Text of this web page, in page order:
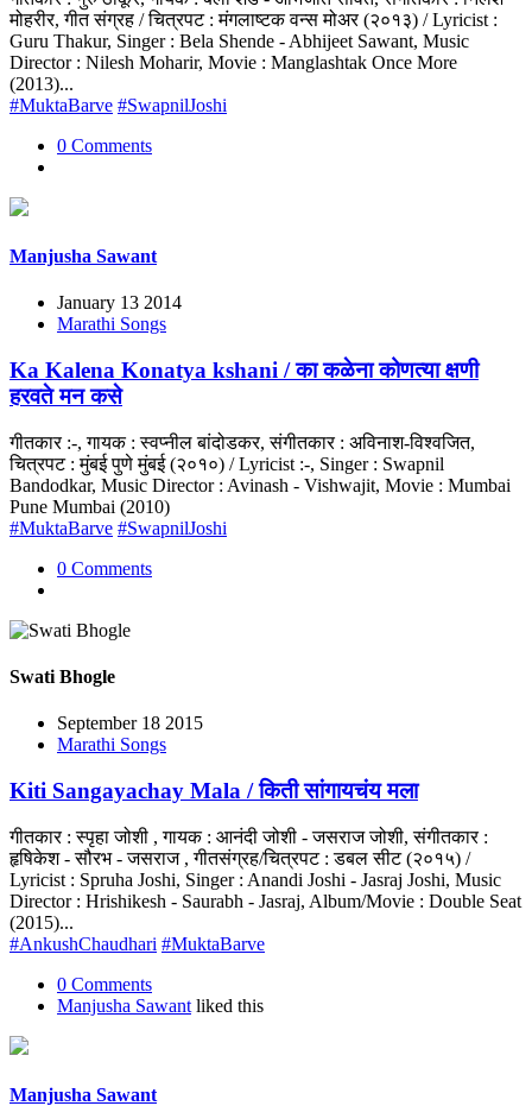
मोहरीर, गीत संग्रह / चित्रपट : मंगलाष्टक वन्स मोअर (२०१३) / Lyricist :
Guru Thakur, Singer : Bela Shende - Abhijeet Sawant, Music
Director : Nilesh Moharir, Movie : Manglashtak Once More
(2013)...
#MuktaBarve #SwapnilJoshi
0 Comments
Manjusha Sawant
January 13 2014
Marathi Songs
Ka Kalena Konatya kshani / का कळेना कोणत्या क्षणी
हरवते मन कसे
गीतकार :-, गायक : स्वप्नील बांदोडकर, संगीतकार : अविनाश-विश्वजित,
चित्रपट : मुंबई पुणे मुंबई (२०१०) / Lyricist :-, Singer : Swapnil
Bandodkar, Music Director : Avinash - Vishwajit, Movie : Mumbai
Pune Mumbai (2010)
#MuktaBarve #SwapnilJoshi
0 Comments
Swati Bhogle
September 18 2015
Marathi Songs
Kiti Sangayachay Mala / किती सांगायचंय मला
गीतकार : स्पृहा जोशी , गायक : आनंदी जोशी - जसराज जोशी, संगीतकार :
हृषिकेश - सौरभ - जसराज , गीतसंग्रह/चित्रपट : डबल सीट (२०१५) /
Lyricist : Spruha Joshi, Singer : Anandi Joshi - Jasraj Joshi, Music
Director : Hrishikesh - Saurabh - Jasraj, Album/Movie : Double Seat
(2015)...
#AnkushChaudhari #MuktaBarve
0 Comments
Manjusha Sawant liked this
Manjusha Sawant